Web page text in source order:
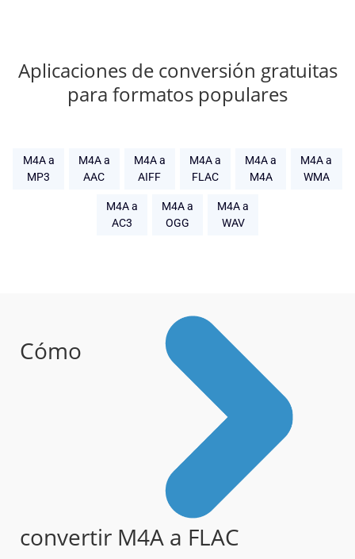
Aplicaciones de conversión gratuitas
para formatos populares
M4A a
MP3
M4A a
AAC
M4A a
AIFF
M4A a
FLAC
M4A a
M4A
M4A a
WMA
M4A a
AC3
M4A a
OGG
M4A a
WAV
Cómo
convertir M4A a FLAC